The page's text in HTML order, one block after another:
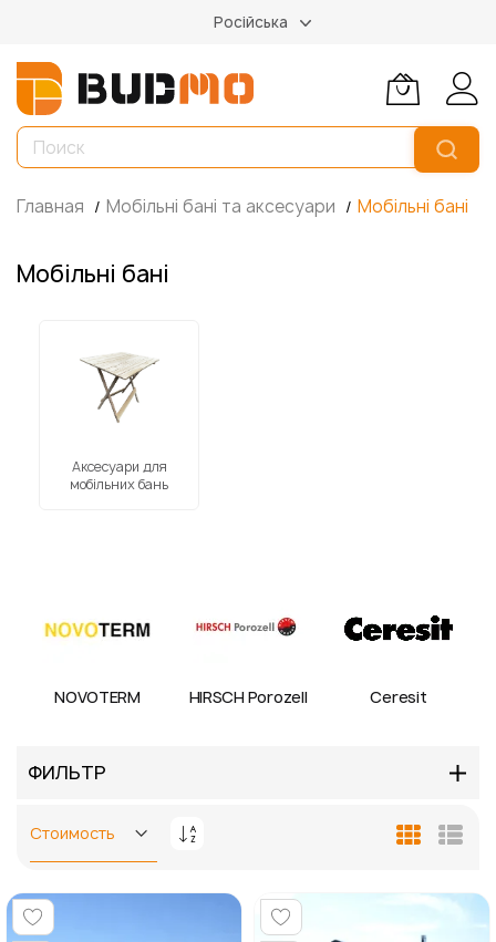
Російська
Главная Мобільні бані та аксесуари Мобільні бані
Мобільні бані
Аксесуари для
мобільних бань
NOVOTERM HIRSCH Porozell Ceresit
ФИЛЬТР
Задать
убыванию